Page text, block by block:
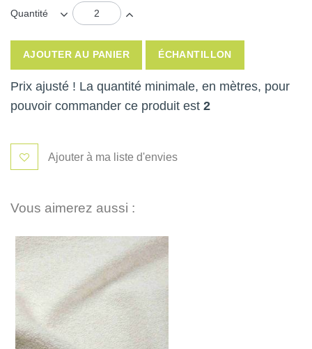
Quantité
AJOUTER AU PANIER ÉCHANTILLON
Prix ajusté ! La quantité minimale, en mètres, pour
pouvoir commander ce produit est 2
Ajouter à ma liste d'envies
Vous aimerez aussi :